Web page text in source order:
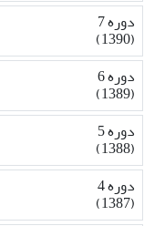
دوره 7
(1390)
دوره 6
(1389)
دوره 5
(1388)
دوره 4
(1387)